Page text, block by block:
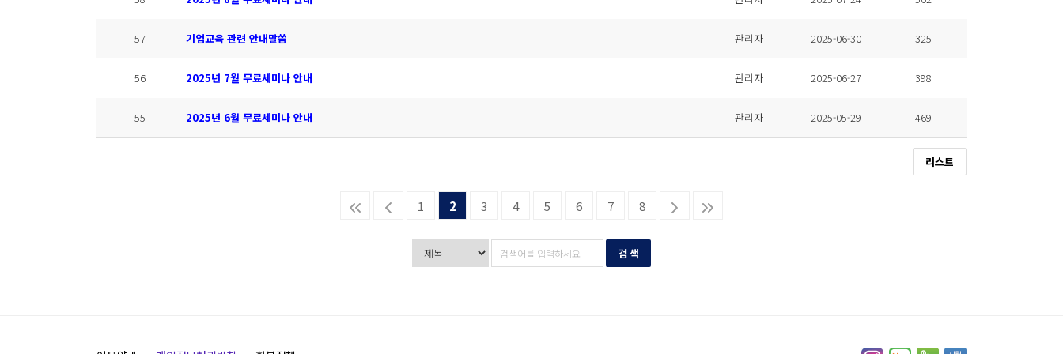
57 기업교육 관련 안내말씀 관리자 2025-06-30 325
56 2025년 7월 무료세미나 안내 관리자 2025-06-27 398
55 2025년 6월 무료세미나 안내 관리자 2025-05-29 469
리스트
1 2 3 4 5 6 7 8
검 색